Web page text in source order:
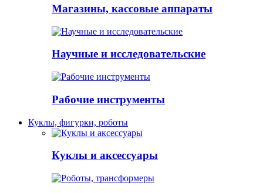
Магазины, кассовые аппараты
Научные и исследовательские
Рабочие инструменты
Куклы, фигурки, роботы
Куклы и аксессуары